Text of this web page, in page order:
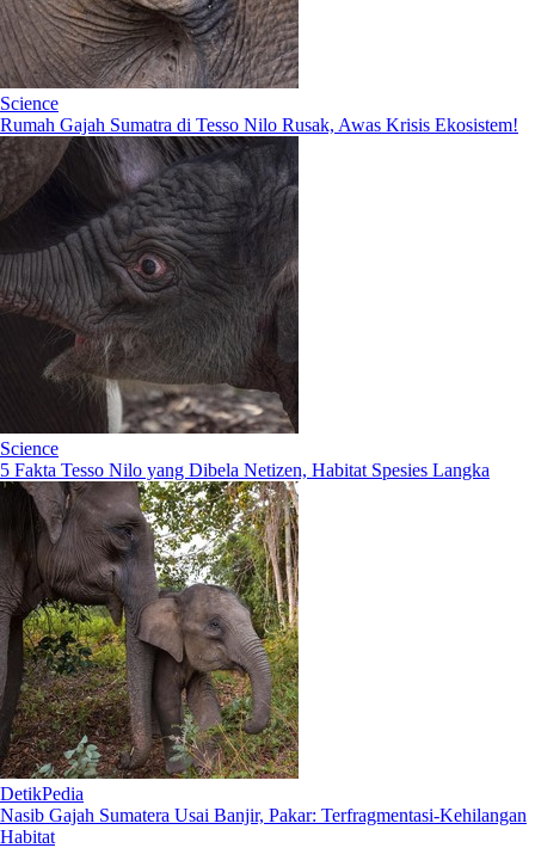
Science
Rumah Gajah Sumatra di Tesso Nilo Rusak, Awas Krisis Ekosistem!
Science
5 Fakta Tesso Nilo yang Dibela Netizen, Habitat Spesies Langka
DetikPedia
Nasib Gajah Sumatera Usai Banjir, Pakar: Terfragmentasi-Kehilangan
Habitat